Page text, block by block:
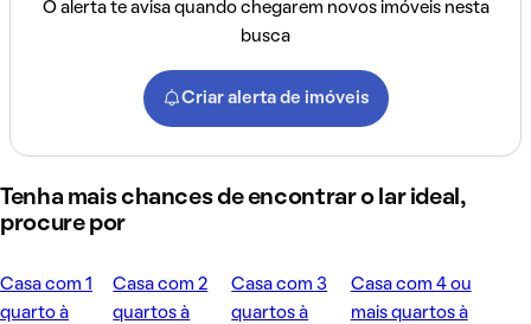
O alerta te avisa quando chegarem novos imóveis nesta
busca
Criar alerta de imóveis
Tenha mais chances de encontrar o lar ideal,
procure por
Casa com 1
quarto à
Casa com 2
quartos à
Casa com 3
quartos à
Casa com 4 ou
mais quartos à